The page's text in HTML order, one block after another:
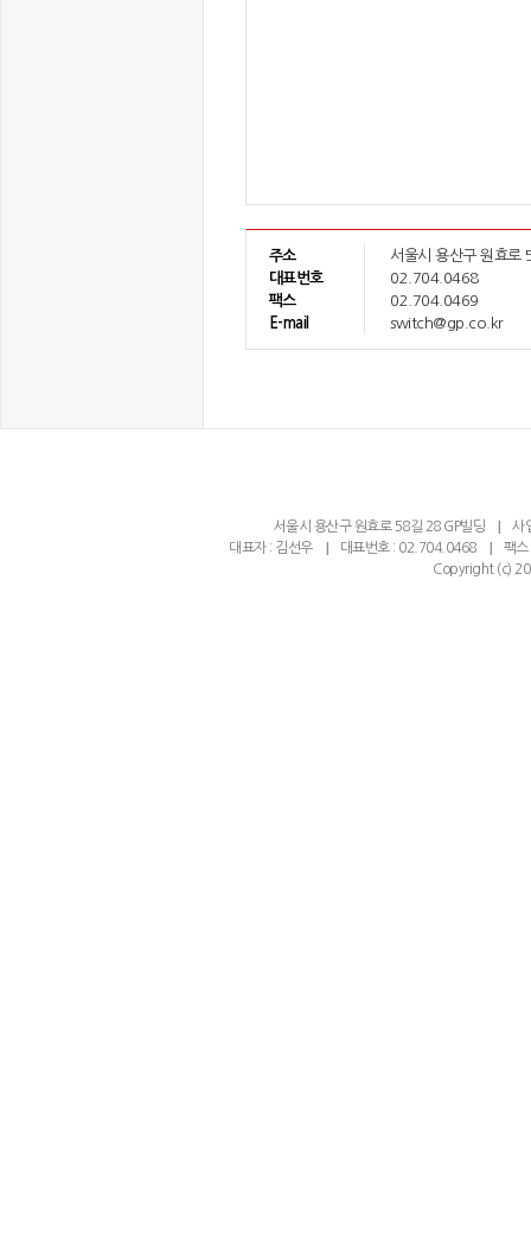
주소
서울시 용산구 원효로
대표번호
02.704.0468
팩스
02.704.0469
E-mail
switch@gp.co.kr
서울시 용산구 원효로 58길 28 GP빌딩
사
대표자 : 김선우
대표번호 : 02.704.0468
팩
Copyright (c)